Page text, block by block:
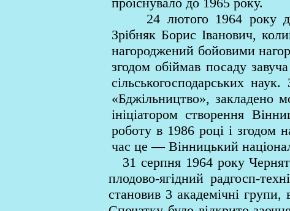
24 лютого 1964 року
Зрібняк Борис Іванович,
нагороджений бойовими
згодом обіймав посаду
сільськогосподарських
«Бджільництво», закладено
ініціатором створення
роботу в 1986 році і згодом
час це — Вінницький
31 серпня 1964 року
плодово-ягідний радгосп-
становив 3 академічні групи,